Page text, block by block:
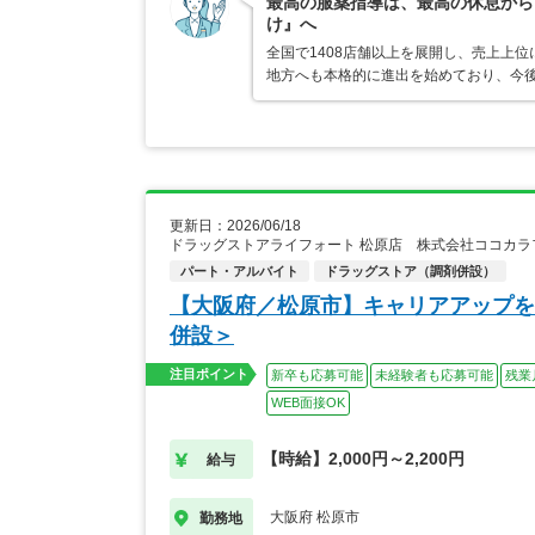
け』へ
全国で1408店舗以上を展開し、売上上
地方へも本格的に進出を始めており、
更新日：2026/06/18
ドラッグストアライフォート 松原店 株式会社ココカ
パート・アルバイト ドラッグストア（調剤併設）
【大阪府／松原市】キャリアアップ
併設＞
注目ポイント 新卒も応募可能 未経験者も応募可能
残業
WEB面接OK
給与 【時給】2,000円～2,200円
勤務地 大阪府 松原市